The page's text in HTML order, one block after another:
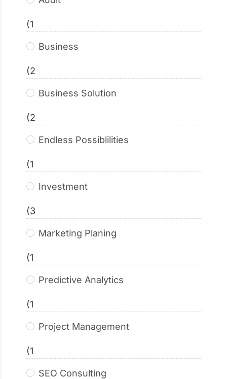
(1
Business
(2
Business Solution
(2
Endless Possiblilities
(1
Investment
(3
Marketing Planing
(1
Predictive Analytics
(1
Project Management
(1
SEO Consulting